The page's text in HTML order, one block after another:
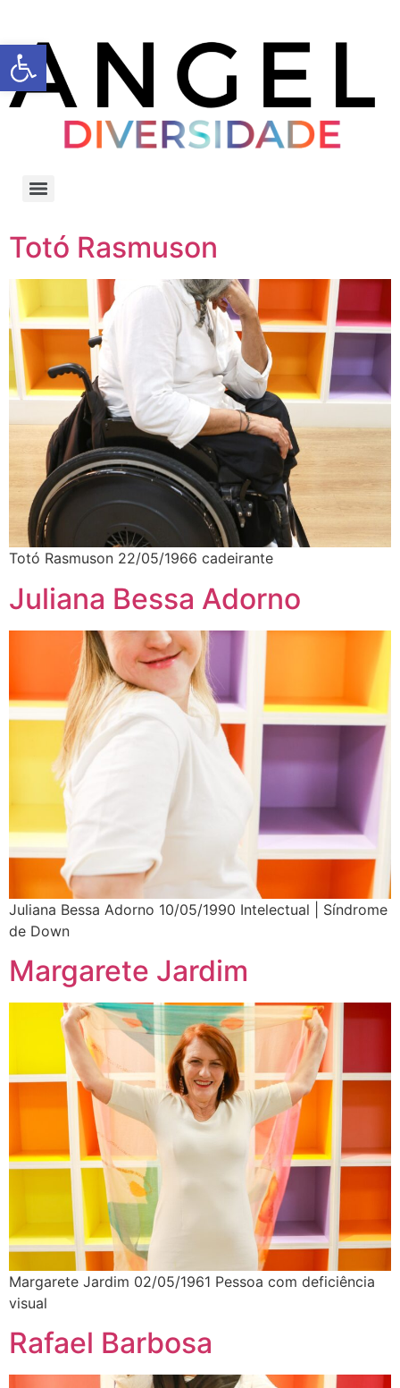
Barra de Ferramentas Aberta
Totó Rasmuson
Totó Rasmuson 22/05/1966 cadeirante
Juliana Bessa Adorno
Juliana Bessa Adorno 10/05/1990 Intelectual | Síndrome
de Down
Margarete Jardim
Margarete Jardim 02/05/1961 Pessoa com deficiência
visual
Rafael Barbosa